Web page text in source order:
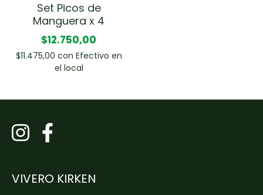
Set Picos de
Manguera x 4
$12.750,00
$11.475,00 con Efectivo en
el local
VIVERO KIRKEN